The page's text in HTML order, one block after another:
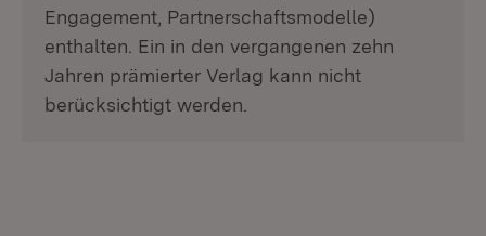
Engagement, Partnerschaftsmodelle)
enthalten. Ein in den vergangenen zehn
Jahren prämierter Verlag kann nicht
berücksichtigt werden.